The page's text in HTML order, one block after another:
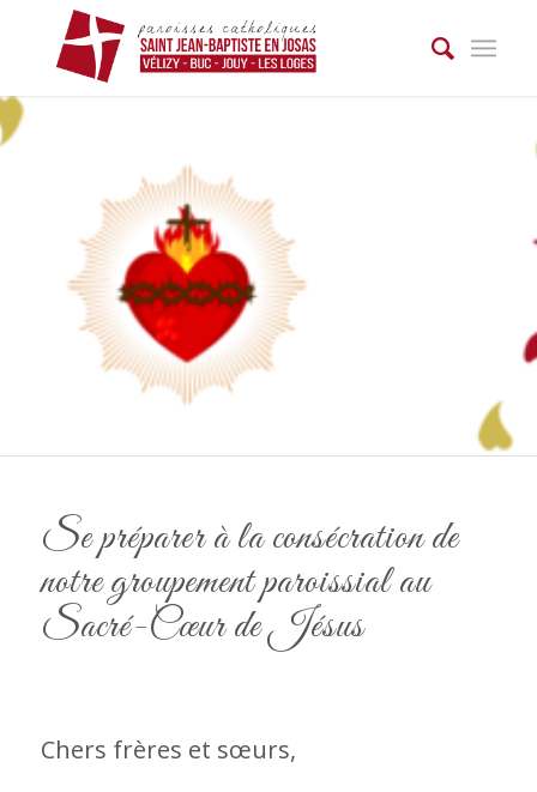
Se préparer à la consécration de
notre groupement paroissial au
Sacré-Cœur de Jésus
Chers frères et sœurs,